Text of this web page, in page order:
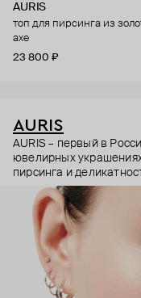
AURIS
топ для пирсинга из
axe
23 800 ₽
AURIS
AURIS – первый в
ювелирных
пирсинга и
украшения ручной
как
безопасность и
стилисты (благодаря
украшения легко
Украшения AURIS –
делает это